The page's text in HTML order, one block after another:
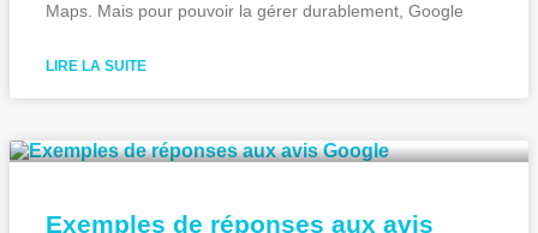
Maps. Mais pour pouvoir la gérer durablement, Google
LIRE LA SUITE
Exemples de réponses aux avis